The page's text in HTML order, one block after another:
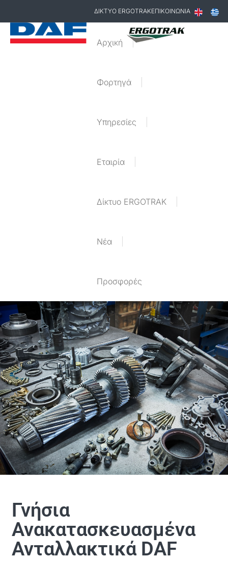
ΔΙΚΤΥΟ ERGOTRAKΕΠΙΚΟΙΝΩΝΙΑ
Αρχική
Φορτηγά
Υπηρεσίες
Εταιρία
Δίκτυο ERGOTRAK
Nέα
Προσφορές
Γνήσια
Ανακατασκευασμένα
Ανταλλακτικά DAF